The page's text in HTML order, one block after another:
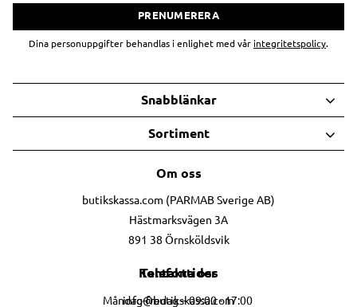
PRENUMERERA
Dina personuppgifter behandlas i enlighet med vår integritetspolicy
Om oss
butikskassa.com (PARMAB Sverige AB)
Hästmarksvägen 3A
891 38 Örnsköldsvik
Kontakta oss
info@butikskassa.com
Telefontider
Måndag-fredag – 09:00 - 17:00
Snabblänkar
Sortiment